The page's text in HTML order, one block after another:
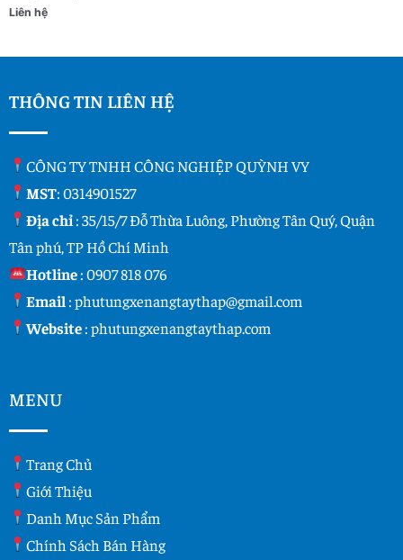
Liên hệ
THÔNG TIN LIÊN HỆ
CÔNG TY TNHH CÔNG NGHIỆP QUỲNH VY
MST: 0314901527
Địa chỉ: 35/15/7 Đỗ Thừa Luông, Phường Tân Quý, Quận
Tân phú, TP Hồ Chí Minh
Hotline:0907 818 076
Email :phutungxenangtaythap@gmail.com
Website:phutungxenangtaythap.com
MENU
Trang Chủ
Giới Thiệu
Danh Mục Sản Phẩm
Chính Sách Bán Hàng